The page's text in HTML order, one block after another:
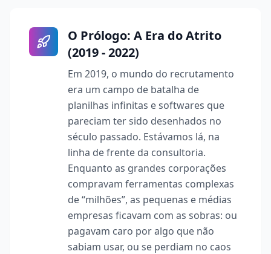
O Prólogo: A Era do Atrito
(2019 - 2022)
Em 2019, o mundo do recrutamento
era um campo de batalha de
planilhas infinitas e softwares que
pareciam ter sido desenhados no
século passado. Estávamos lá, na
linha de frente da consultoria.
Enquanto as grandes corporações
compravam ferramentas complexas
de “milhões”, as pequenas e médias
empresas ficavam com as sobras: ou
pagavam caro por algo que não
sabiam usar, ou se perdiam no caos